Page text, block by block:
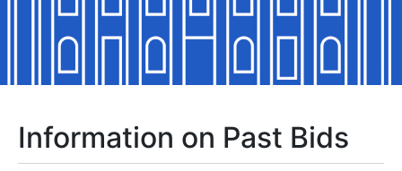
Show/Hide
Show/Hide
Show/Hide
Information on Past Bids